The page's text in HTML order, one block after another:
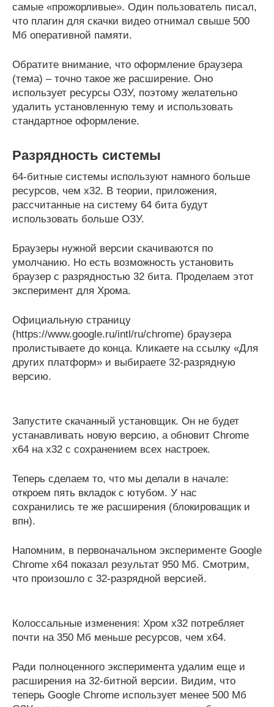
самые «прожорливые». Один пользователь писал,
что плагин для скачки видео отнимал свыше 500
Мб оперативной памяти.
Обратите внимание, что оформление браузера
(тема) – точно такое же расширение. Оно
использует ресурсы ОЗУ, поэтому желательно
удалить установленную тему и использовать
стандартное оформление.
Разрядность системы
64-битные системы используют намного больше
ресурсов, чем x32. В теории, приложения,
рассчитанные на систему 64 бита будут
использовать больше ОЗУ.
Браузеры нужной версии скачиваются по
умолчанию. Но есть возможность установить
браузер с разрядностью 32 бита. Проделаем этот
эксперимент для Хрома.
Официальную страницу
(https://www.google.ru/intl/ru/chrome) браузера
пролистываете до конца. Кликаете на ссылку «Для
других платформ» и выбираете 32-разрядную
версию.
Запустите скачанный установщик. Он не будет
устанавливать новую версию, а обновит Chrome
x64 на x32 с сохранением всех настроек.
Теперь сделаем то, что мы делали в начале:
откроем пять вкладок с ютубом. У нас
сохранились те же расширения (блокироващик и
впн).
Напомним, в первоначальном эксперименте Google
Chrome x64 показал результат 950 Мб. Смотрим,
что произошло с 32-разрядной версией.
Колоссальные изменения: Хром x32 потребляет
почти на 350 Мб меньше ресурсов, чем x64.
Ради полноценного эксперимента удалим еще и
расширения на 32-битной версии. Видим, что
теперь Google Chrome использует менее 500 Мб